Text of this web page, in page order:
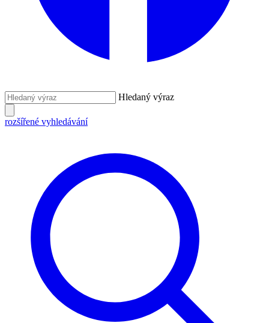
Hledaný výraz
rozšířené vyhledávání